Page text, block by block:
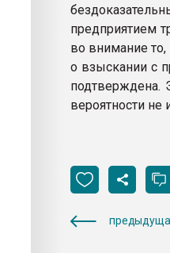
предприятием
во внимание
о взыскании с
подтверждена.
вероятности не